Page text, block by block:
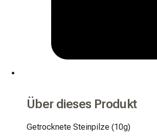
Über dieses Produkt
Getrocknete Steinpilze (10g)